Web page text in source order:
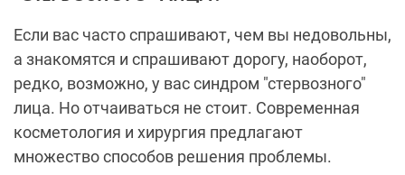
Если вас часто спрашивают, чем вы недовольны,
а знакомятся и спрашивают дорогу, наоборот,
редко, возможно, у вас синдром "стервозного"
лица. Но отчаиваться не стоит. Современная
косметология и хирургия предлагают
множество способов решения проблемы.